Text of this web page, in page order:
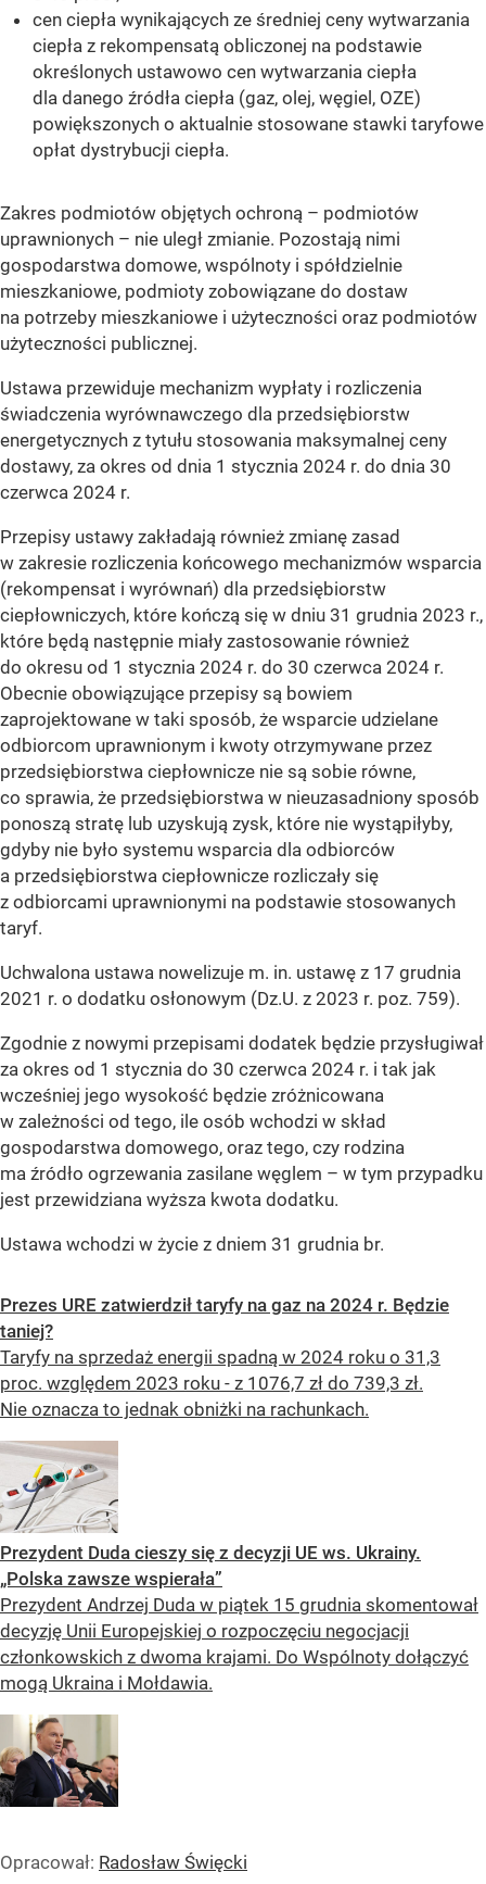
cen ciepła wynikających ze średniej ceny wytwarzania
ciepła z rekompensatą obliczonej na podstawie
określonych ustawowo cen wytwarzania ciepła
dla danego źródła ciepła (gaz, olej, węgiel, OZE)
powiększonych o aktualnie stosowane stawki taryfowe
opłat dystrybucji ciepła.
Zakres podmiotów objętych ochroną – podmiotów
uprawnionych – nie uległ zmianie. Pozostają nimi
gospodarstwa domowe, wspólnoty i spółdzielnie
mieszkaniowe, podmioty zobowiązane do dostaw
na potrzeby mieszkaniowe i użyteczności oraz podmiotów
użyteczności publicznej.
Ustawa przewiduje mechanizm wypłaty i rozliczenia
świadczenia wyrównawczego dla przedsiębiorstw
energetycznych z tytułu stosowania maksymalnej ceny
dostawy, za okres od dnia 1 stycznia 2024 r. do dnia 30
czerwca 2024 r.
Przepisy ustawy zakładają również zmianę zasad
w zakresie rozliczenia końcowego mechanizmów wsparcia
(rekompensat i wyrównań) dla przedsiębiorstw
ciepłowniczych, które kończą się w dniu 31 grudnia 2023 r.,
które będą następnie miały zastosowanie również
do okresu od 1 stycznia 2024 r. do 30 czerwca 2024 r.
Obecnie obowiązujące przepisy są bowiem
zaprojektowane w taki sposób, że wsparcie udzielane
odbiorcom uprawnionym i kwoty otrzymywane przez
przedsiębiorstwa ciepłownicze nie są sobie równe,
co sprawia, że przedsiębiorstwa w nieuzasadniony sposób
ponoszą stratę lub uzyskują zysk, które nie wystąpiłyby,
gdyby nie było systemu wsparcia dla odbiorców
a przedsiębiorstwa ciepłownicze rozliczały się
z odbiorcami uprawnionymi na podstawie stosowanych
taryf.
Uchwalona ustawa nowelizuje m. in. ustawę z 17 grudnia
2021 r. o dodatku osłonowym (Dz.U. z 2023 r. poz. 759).
Zgodnie z nowymi przepisami dodatek będzie przysługiwał
za okres od 1 stycznia do 30 czerwca 2024 r. i tak jak
wcześniej jego wysokość będzie zróżnicowana
w zależności od tego, ile osób wchodzi w skład
gospodarstwa domowego, oraz tego, czy rodzina
ma źródło ogrzewania zasilane węglem – w tym przypadku
jest przewidziana wyższa kwota dodatku.
Ustawa wchodzi w życie z dniem 31 grudnia br.
Prezes URE zatwierdził taryfy na gaz na 2024 r. Będzie
taniej?
Taryfy na sprzedaż energii spadną w 2024 roku o 31,3
proc. względem 2023 roku - z 1076,7 zł do 739,3 zł.
Nie oznacza to jednak obniżki na rachunkach.
Prezydent Duda cieszy się z decyzji UE ws. Ukrainy.
„Polska zawsze wspierała”
Prezydent Andrzej Duda w piątek 15 grudnia skomentował
decyzję Unii Europejskiej o rozpoczęciu negocjacji
członkowskich z dwoma krajami. Do Wspólnoty dołączyć
mogą Ukraina i Mołdawia.
Opracował: Radosław Święcki